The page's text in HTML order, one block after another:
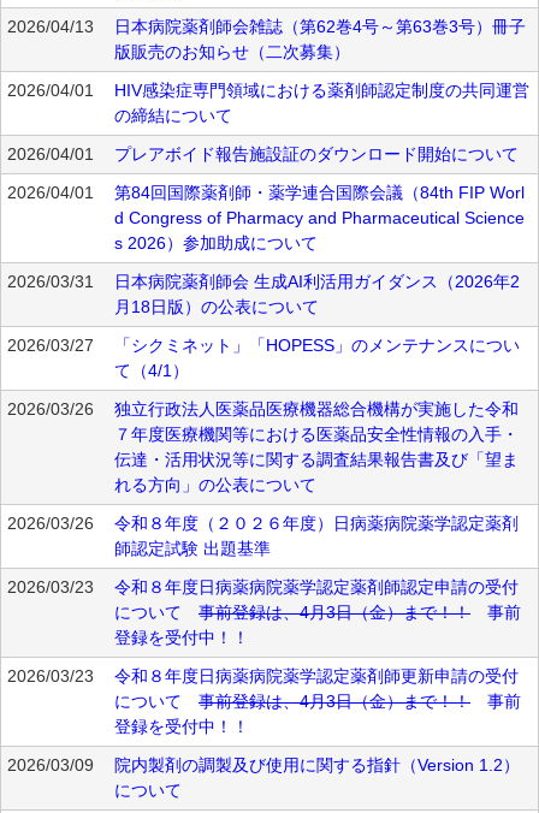
2026/04/13
日本病院薬剤師会雑誌（第62巻4号～第63巻3号）冊子
版販売のお知らせ（二次募集）
2026/04/01
HIV感染症専門領域における薬剤師認定制度の共同運営
の締結について
2026/04/01
プレアボイド報告施設証のダウンロード開始について
2026/04/01
第84回国際薬剤師・薬学連合国際会議（84th FIP Worl
d Congress of Pharmacy and Pharmaceutical Science
s 2026）参加助成について
2026/03/31
日本病院薬剤師会 生成AI利活用ガイダンス（2026年2
月18日版）の公表について
2026/03/27
「シクミネット」「HOPESS」のメンテナンスについ
て（4/1）
2026/03/26
独立行政法人医薬品医療機器総合機構が実施した令和
７年度医療機関等における医薬品安全性情報の入手・
伝達・活用状況等に関する調査結果報告書及び「望ま
れる方向」の公表について
2026/03/26
令和８年度（２０２６年度）日病薬病院薬学認定薬剤
師認定試験 出題基準
2026/03/23
令和８年度日病薬病院薬学認定薬剤師認定申請の受付
について 事前登録は、4月3日（金）まで！！ 事前
登録を受付中！！
2026/03/23
令和８年度日病薬病院薬学認定薬剤師更新申請の受付
について 事前登録は、4月3日（金）まで！！ 事前
登録を受付中！！
2026/03/09
院内製剤の調製及び使用に関する指針（Version 1.2）
について